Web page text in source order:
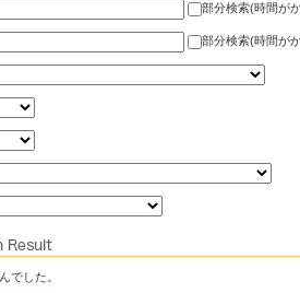
部分検索(時間が
部分検索(時間が
でした。